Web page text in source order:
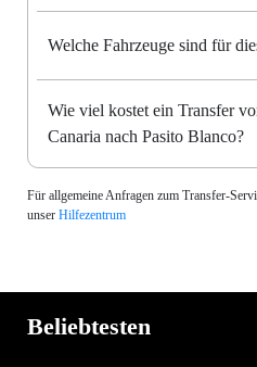
Welche Fahrzeuge sind für
Wie viel kostet ein Transfer
Canaria nach Pasito Blanco?
Für allgemeine Anfragen zum Transfer-
unser Hilfezentrum
Beliebtesten